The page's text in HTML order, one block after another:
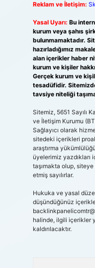
Reklam ve İletişim:
Yasal Uyarı: Bu
kurum veya şahıs
bulunmamaktadır.
hazırladığımız
alan içerikler haber
kurum ve kişiler
Gerçek kurum ve
tesadüfidir.
tavsiye niteliği
Sitemiz, 5651 Sayılı
ve İletişim Kurumu
Sağlayıcı olarak
sitedeki içerikleri
araştırma
üyelerimiz yazdıkları
taşımakta olup,
etmiş sayılırlar.
Hukuka ve yasal
düşündüğünüz
halinde, ilgili içerikler
kaldırılacaktır.